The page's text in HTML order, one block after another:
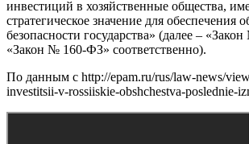
инвестиций в хозяйственные общества,
стратегическое значение для обеспечения
безопасности государства» (далее –
«Закон № 160-ФЗ» соответственно).
По данным с http://epam.ru/rus/law-news/
investitsii-v-rossiiskie-obshchestva-poslednie-